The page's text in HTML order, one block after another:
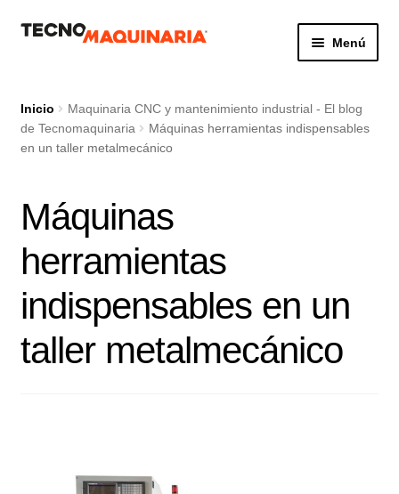
IrIr
Menú
Nosotros
Servicio
Contacto
Inicio
Maquinaria CNC y mantenimiento industrial - El blog
de Tecnomaquinaria
Máquinas herramientas indispensables
en un taller metalmecánico
Máquinas
herramientas
indispensables en un
taller metalmecánico